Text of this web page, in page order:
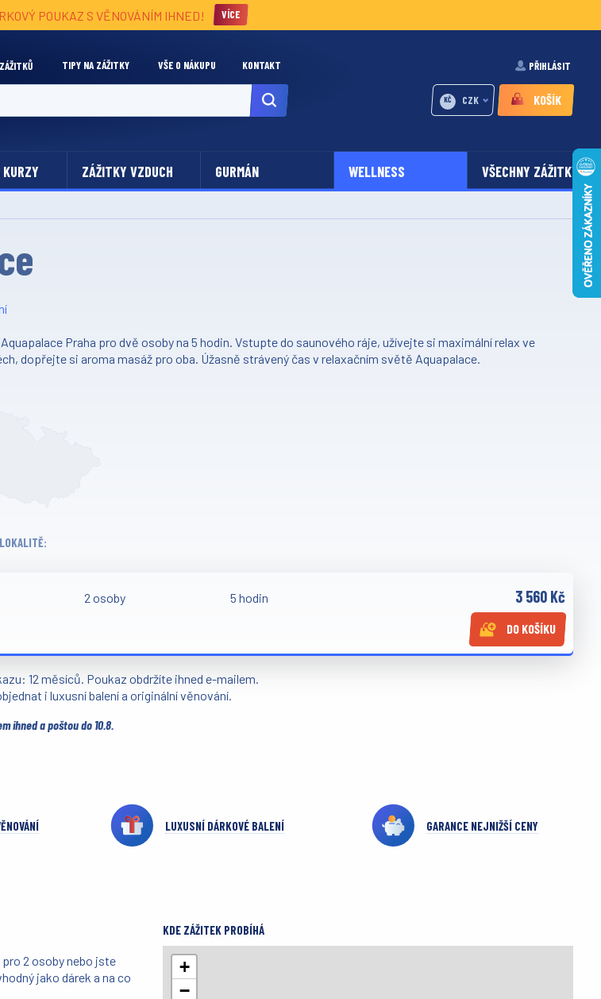
POUKAZ S VĚNOVÁNÍM IHNED! VÍCE
TIPY NA ZÁŽITKY VŠE O NÁKUPU KONTAKT PŘIHLÁSIT
KČ CZK KOŠÍK
ZÁŽITKY VZDUCH GURMÁN WELLNESS VŠECHNY ZÁŽITKY
Praha pro dvě osoby na 5 hodin. Vstupte do saunového ráje, užívejte si maximální relax ve
dopřejte si aroma masáž pro oba. Úžasně strávený čas v relaxačním světě Aquapalace.
2 osoby 5 hodin 3 560 Kč
DO KOŠÍKU
12 měsíců. Poukaz obdržíte ihned e-mailem.
i luxusní balení a originální věnování.
ihned a poštou do 10.8.
LUXUSNÍ DÁRKOVÉ BALENÍ GARANCE NEJNIŽŠÍ CENY
2 osoby nebo jste
jako dárek a na co
KDE ZÁŽITEK PROBÍHÁ
+
−